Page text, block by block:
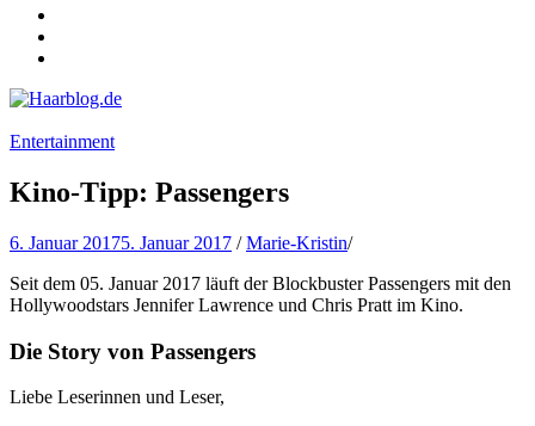
Haarblog.de
Haarpflege | Haarstyling | Beauty | Entertainment
Entertainment
Kino-Tipp: Passengers
6. Januar 20175. Januar 2017 /Marie-Kristin/
Seit dem 05. Januar 2017 läuft der Blockbuster Passengers mit den
Hollywoodstars Jennifer Lawrence und Chris Pratt im Kino.
Die Story von Passengers
Liebe Leserinnen und Leser,